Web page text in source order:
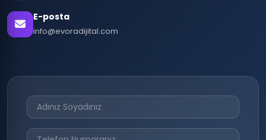
E-posta
info@evoradijital.com